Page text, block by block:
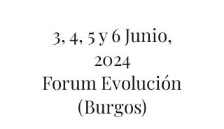
3, 4, 5 y 6 Junio,
2024
Forum Evolución
(Burgos)